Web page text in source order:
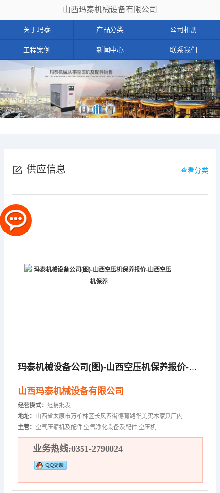
山西玛泰机械设备有限公司
关于玛泰 产品分类 公司相册
工程案例 新闻中心 联系我们
供应信息 查看分类
玛泰机械设备公司(图)-山西空压机保养报价-山西空压机保养
山西玛泰机械设备有限公司
经营模式： 经销批发
地址： 山西省太原市万柏林区长风西街德育路华美实木家具厂内
主营： 空气压缩机及配件,空气净化设备及配件,空压机
业务热线:0351-2790024